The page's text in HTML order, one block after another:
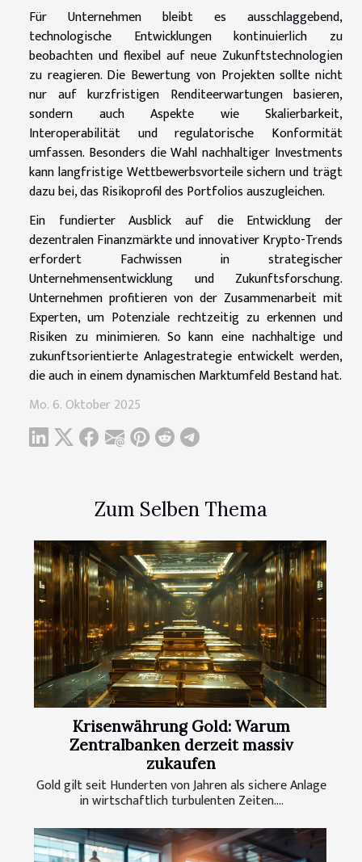
Zum Selben Thema
Krisenwährung Gold: Warum
Zentralbanken derzeit massiv
zukaufen
Gold gilt seit Hunderten von Jahren als sichere Anlage
in wirtschaftlich turbulenten Zeiten....
Für Unternehmen bleibt es ausschlaggebend,
technologische Entwicklungen kontinuierlich zu
beobachten und flexibel auf neue Zukunftstechnologien
zu reagieren. Die Bewertung von Projekten sollte nicht
nur auf kurzfristigen Renditeerwartungen basieren,
sondern auch Aspekte wie Skalierbarkeit,
Interoperabilität und regulatorische Konformität
umfassen. Besonders die Wahl nachhaltiger Investments
kann langfristige Wettbewerbsvorteile sichern und trägt
dazu bei, das Risikoprofil des Portfolios auszugleichen.
Ein fundierter Ausblick auf die Entwicklung der
dezentralen Finanzmärkte und innovativer Krypto-Trends
erfordert Fachwissen in strategischer
Unternehmensentwicklung und Zukunftsforschung.
Unternehmen profitieren von der Zusammenarbeit mit
Experten, um Potenziale rechtzeitig zu erkennen und
Risiken zu minimieren. So kann eine nachhaltige und
zukunftsorientierte Anlagestrategie entwickelt werden,
die auch in einem dynamischen Marktumfeld Bestand hat.
Mo. 6. Oktober 2025